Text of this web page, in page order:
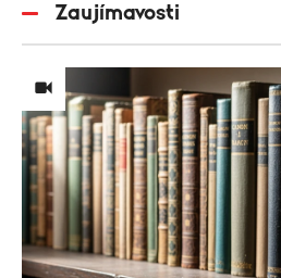
Zaujímavosti